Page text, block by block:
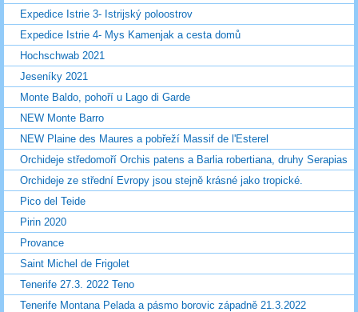
Expedice Istrie 3- Istrijský poloostrov
Expedice Istrie 4- Mys Kamenjak a cesta domů
Hochschwab 2021
Jeseníky 2021
Monte Baldo, pohoří u Lago di Garde
NEW Monte Barro
NEW Plaine des Maures a pobřeží Massif de l'Esterel
Orchideje středomoří Orchis patens a Barlia robertiana, druhy Serapias
Orchideje ze střední Evropy jsou stejně krásné jako tropické.
Pico del Teide
Pirin 2020
Provance
Saint Michel de Frigolet
Tenerife 27.3. 2022 Teno
Tenerife Montana Pelada a pásmo borovic západně 21.3.2022